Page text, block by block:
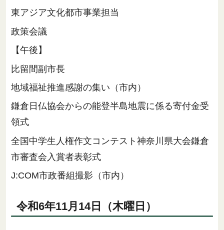
東アジア文化都市事業担当
政策会議
【午後】
比留間副市長
地域福祉推進感謝の集い（市内）
鎌倉日仏協会からの能登半島地震に係る寄付金受
領式
全国中学生人権作文コンテスト神奈川県大会鎌倉
市審査会入賞者表彰式
J:COM市政番組撮影（市内）
令和6年11月14日（木曜日）